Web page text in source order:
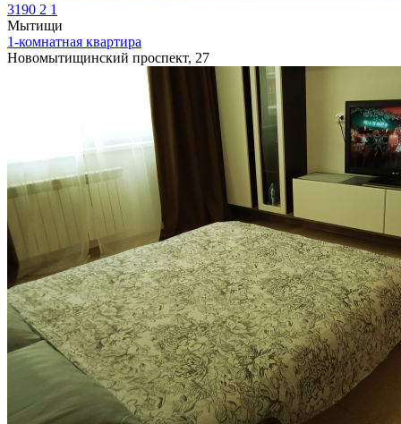
3190 2 1
Мытищи
1-комнатная квартира
Новомытищинский проспект, 27